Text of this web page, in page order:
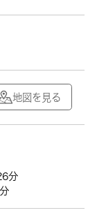
地図を見る
分